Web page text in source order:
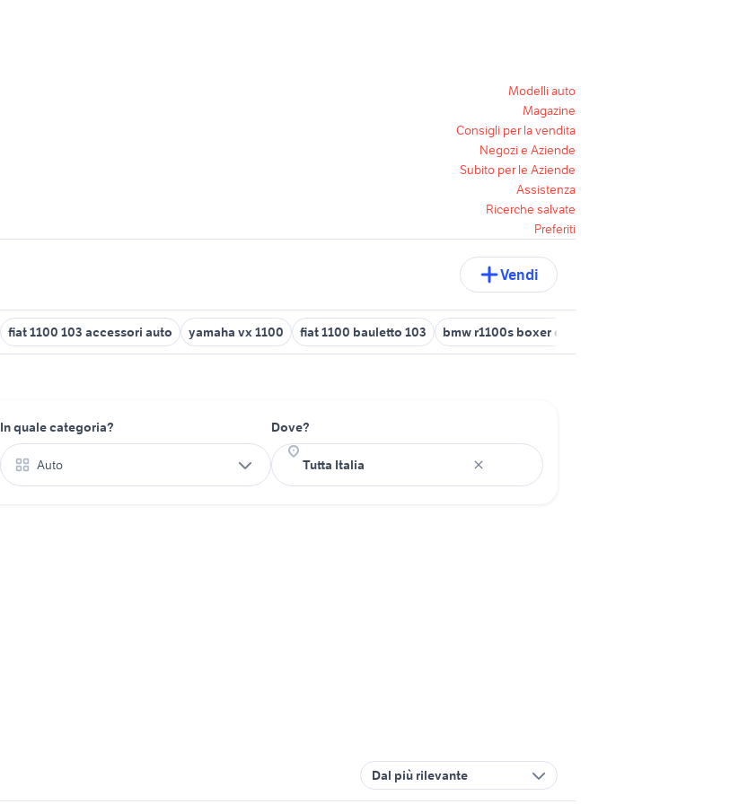
Modelli auto
Magazine
Consigli per la vendita
Negozi e Aziende
Subito per le Aziende
Assistenza
Ricerche salvate
Preferiti
Vendi
fiat 1100 103 accessori auto yamaha vx 1100 fiat 1100 bauletto 103 bmw r1100s boxer cup
In quale categoria?
Auto
Dove?
Dal più rilevante